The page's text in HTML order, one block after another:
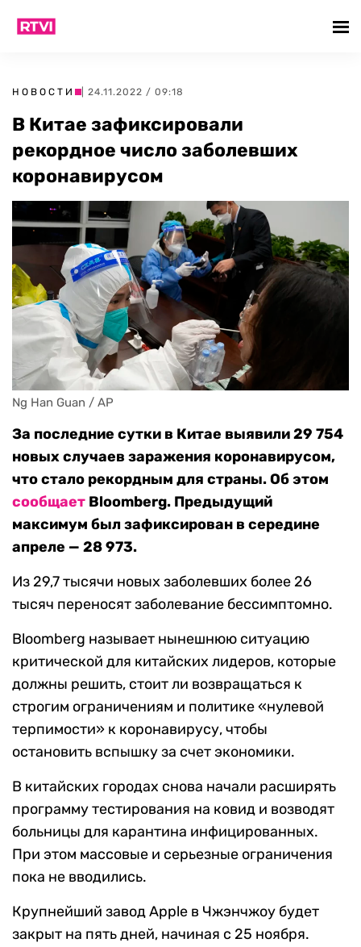
НОВОСТИ | 24.11.2022 / 09:18
В Китае зафиксировали
рекордное число заболевших
коронавирусом
Ng Han Guan / AP
За последние сутки в Китае выявили 29 754
новых случаев заражения коронавирусом,
что стало рекордным для страны. Об этом
сообщает Bloomberg. Предыдущий
максимум был зафиксирован в середине
апреле — 28 973.
Из 29,7 тысячи новых заболевших более 26
тысяч переносят заболевание бессимптомно.
Bloomberg называет нынешнюю ситуацию
критической для китайских лидеров, которые
должны решить, стоит ли возвращаться к
строгим ограничениям и политике «нулевой
терпимости» к коронавирусу, чтобы
остановить вспышку за счет экономики.
В китайских городах снова начали расширять
программу тестирования на ковид и возводят
больницы для карантина инфицированных.
При этом массовые и серьезные ограничения
пока не вводились.
Крупнейший завод Apple в Чжэнчжоу будет
закрыт на пять дней, начиная с 25 ноября.